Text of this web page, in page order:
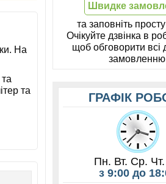
На
та
Швидке
та заповніть
Очікуйте дзвінка в
щоб обговорити всі
ГРАФІК
Пн. Вт. Ср.
з 9:00 до